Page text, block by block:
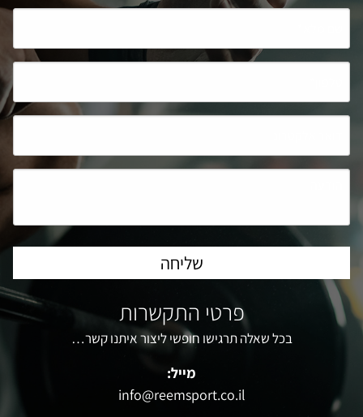
פרטי התקשרות
בכל שאלה תרגישו חופשי ליצור איתנו קשר…
מייל:
info@reemsport.co.il